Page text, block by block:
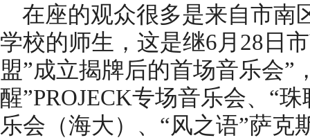
在座的观众很多是来自市南
学校的师生，这是继6月28日
盟”成立揭牌后的首场音乐会”
醒”PROJECK专场音乐会、“
乐会（海大）、“风之语”萨克